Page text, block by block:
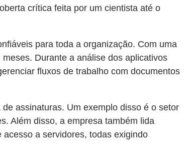
crítica feita por um cientista até o
para toda a organização. Com uma
Durante a análise dos aplicativos
fluxos de trabalho com documentos
assinaturas. Um exemplo disso é o setor
Além disso, a empresa também lida
a servidores, todas exigindo